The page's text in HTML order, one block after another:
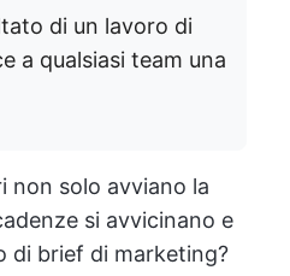
di un lavoro di
a qualsiasi team una
non solo avviano la
si avvicinano e
di brief di marketing?